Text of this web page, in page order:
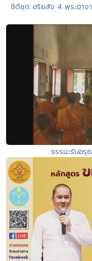
ซีดีชุด อริยสัจ 4 พระอ
ธรรมะรับอ